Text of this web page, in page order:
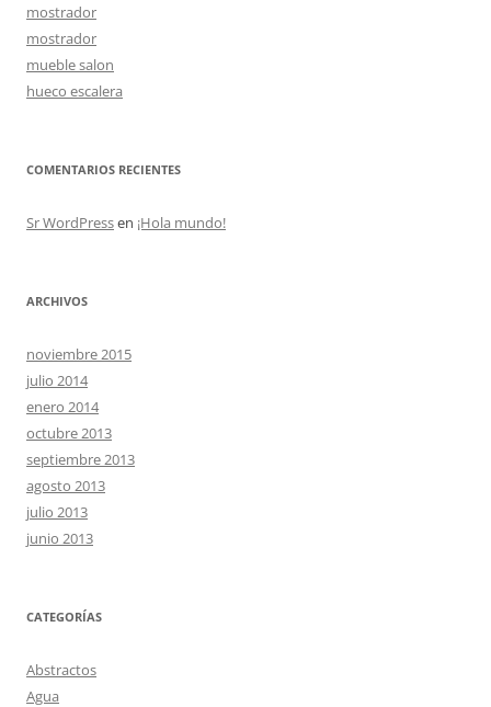
mostrador
mostrador
mueble salon
hueco escalera
COMENTARIOS RECIENTES
Sr WordPressen ¡Hola mundo!
ARCHIVOS
noviembre 2015
julio 2014
enero 2014
octubre 2013
septiembre 2013
agosto 2013
julio 2013
junio 2013
CATEGORÍAS
Abstractos
Agua